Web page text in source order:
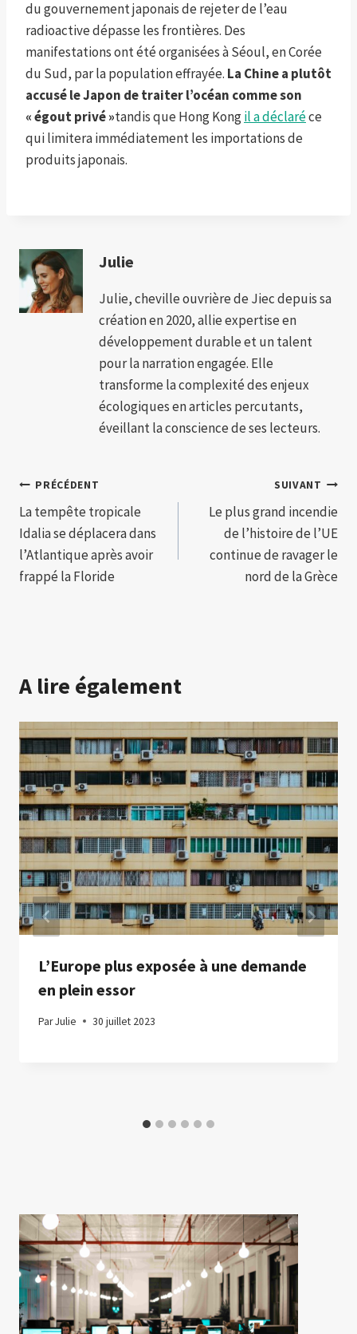
du gouvernement japonais de rejeter de l’eau
radioactive dépasse les frontières. Des
manifestations ont été organisées à Séoul, en Corée
du Sud, par la population effrayée. La Chine a plutôt
accusé le Japon de traiter l’océan comme son
« égout privé »tandis que Hong Kongil a déclaréce
qui limitera immédiatement les importations de
produits japonais.
Julie
Julie, cheville ouvrière de Jiec depuis sa
création en 2020, allie expertise en
développement durable et un talent
pour la narration engagée. Elle
transforme la complexité des enjeux
écologiques en articles percutants,
éveillant la conscience de ses lecteurs.
Navigation
de
l’article
PRÉCÉDENT
La tempête tropicale
Idalia se déplacera dans
l’Atlantique après avoir
frappé la Floride
SUIVANT
Le plus grand incendie
de l’histoire de l’UE
continue de ravager le
nord de la Grèce
A lire également
L’Europe plus exposée à une demande
en plein essor
ParJulie 30 juillet 2023